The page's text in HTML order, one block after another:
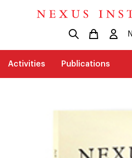
Activities Publications